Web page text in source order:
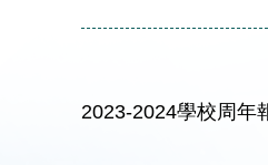
2023-2024學校周年